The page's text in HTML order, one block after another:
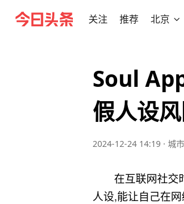
关注 推荐 北京
Soul
假人设
2024-12-24 14:19 · 城
在互联网社交
人设,能让自己在